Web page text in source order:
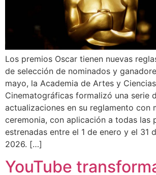
Los premios Oscar tienen nuevas
de selección de nominados y
mayo, la Academia de Artes y Ciencias
Cinematográficas formalizó una serie
actualizaciones en su reglamento con
ceremonia, con aplicación a todas las
estrenadas entre el 1 de enero y el 31
2026. […]
YouTube